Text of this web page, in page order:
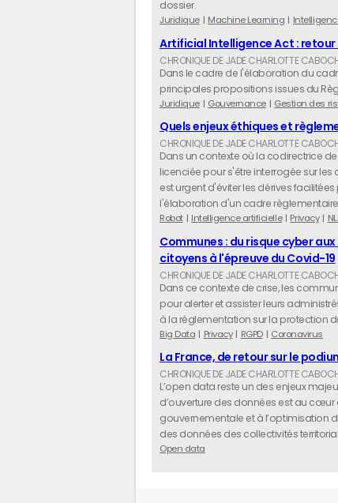
dossier.
Juridique
Machine Learning
Artificial Intelligence Act : retour
Dans le cadre de l'élaboration du
principales propositions issues du
Juridique
Gouvernance Gestion des
Quels enjeux éthiques et
Dans un contexte où la codirectrice
licenciée pour s'être interrogée sur
est urgent d'éviter les dérives
l'élaboration d'un cadre règlementaire
Robot
Intelligence artificielle Privacy
Communes : du risque cyber
citoyens à l'épreuve du Covid-19
Dans ce contexte de crise, les
pour alerter et assister leurs
à la réglementation sur la protection
Big Data
Privacy RGPD Coronavirus
La France, de retour sur le
L’open data reste un des enjeux
d’ouverture des données est au
gouvernementale et à l’optimisation
des données des collectivités
Open data